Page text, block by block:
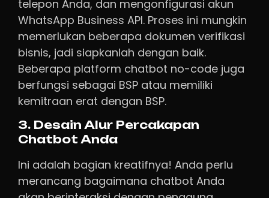
telepon Anda, dan mengonfigurasi akun
WhatsApp Business API. Proses ini mungkin
memerlukan beberapa dokumen verifikasi
bisnis, jadi siapkanlah dengan baik.
Beberapa platform chatbot no-code juga
berfungsi sebagai BSP atau memiliki
kemitraan erat dengan BSP.
3. Desain Alur Percakapan
Chatbot Anda
Ini adalah bagian kreatifnya! Anda perlu
merancang bagaimana chatbot Anda